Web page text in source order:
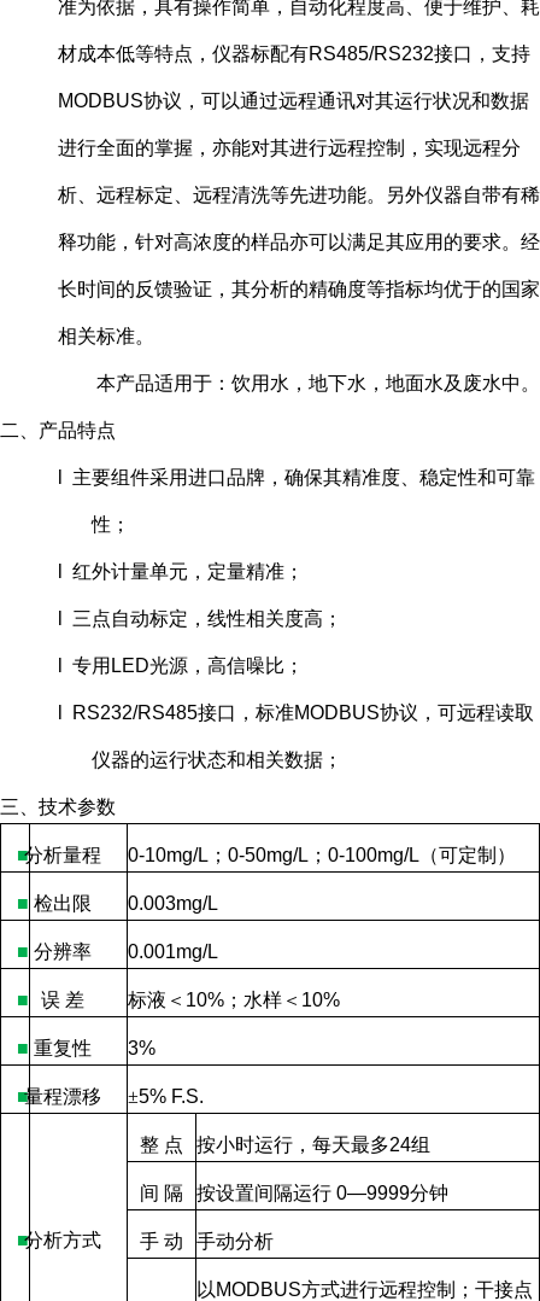
准为依据，具有操作简单，自动化程度高、便于维护、耗
材成本低等特点，仪器标配有RS485/RS232接口，支持
MODBUS协议，可以通过远程通讯对其运行状况和数据
进行全面的掌握，亦能对其进行远程控制，实现远程分
析、远程标定、远程清洗等先进功能。另外仪器自带有稀
释功能，针对高浓度的样品亦可以满足其应用的要求。经
长时间的反馈验证，其分析的精确度等指标均优于的国家
相关标准。
本产品适用于：饮用水，地下水，地面水及废水中。
二、产品特点
l 主要组件采用进口品牌，确保其精准度、稳定性和可靠
性；
l 红外计量单元，定量精准；
l 三点自动标定，线性相关度高；
l 专用LED光源，高信噪比；
l RS232/RS485接口，标准MODBUS协议，可远程读取
仪器的运行状态和相关数据；
三、技术参数
■分析量程 0-10mg/L ； 0-50mg/L ； 0-100mg/L （可定制）
■ 检出限 0.003mg/L
■ 分辨率 0.001mg/L
■ 误 差 标液＜ 10% ；水样＜ 10%
■ 重复性 3%
■量程漂移 ±5% F.S.
■分析方式
整 点 按小时运行，每天最多24组
间 隔 按设置间隔运行 0—9999分钟
手 动 手动分析
以 MODBUS方式进行远程控制；干接点